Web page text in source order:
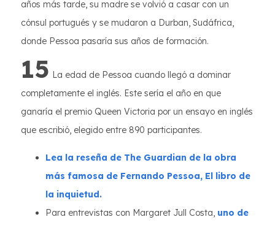
años más tarde, su madre se volvió a casar con un
cónsul portugués y se mudaron a Durban, Sudáfrica,
donde Pessoa pasaría sus años de formación.
15 La edad de Pessoa cuando llegó a dominar
completamente el inglés. Este sería el año en que
ganaría el premio Queen Victoria por un ensayo en inglés
que escribió, elegido entre 890 participantes.
Lea la reseña de The Guardian de la obra
más famosa de Fernando Pessoa, El libro de
la inquietud.
Para entrevistas con Margaret Jull Costa, uno de